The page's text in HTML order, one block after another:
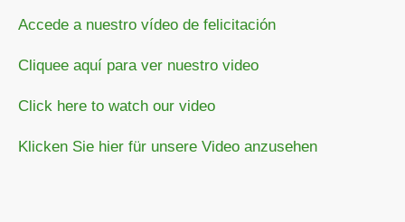
Accede a nuestro vídeo de felicitación
Cliquee aquí para ver nuestro video
Click here to watch our video
Klicken Sie hier für unsere Video anzusehen